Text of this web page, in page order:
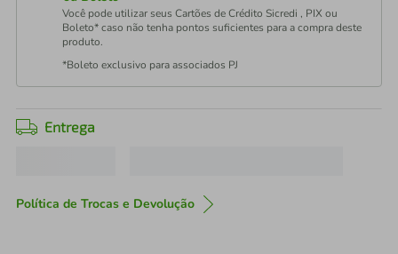
Você pode utilizar seus Cartões de Crédito Sicredi , PIX ou
Boleto* caso não tenha pontos suficientes para a compra deste
produto.
*Boleto exclusivo para associados PJ
Entrega
Política de Trocas e Devolução